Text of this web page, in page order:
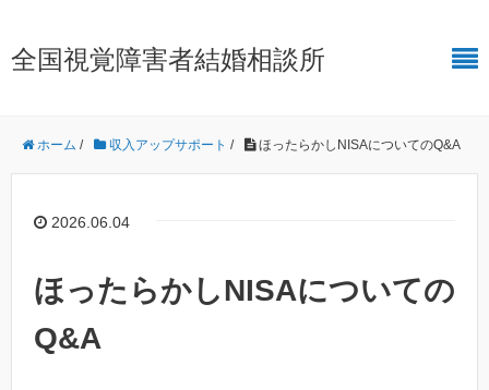
全国視覚障害者結婚相談所
ホーム / 収入アップサポート / ほったらかしNISAについてのQ&A
2026.06.04
ほったらかしNISAについての
Q&A